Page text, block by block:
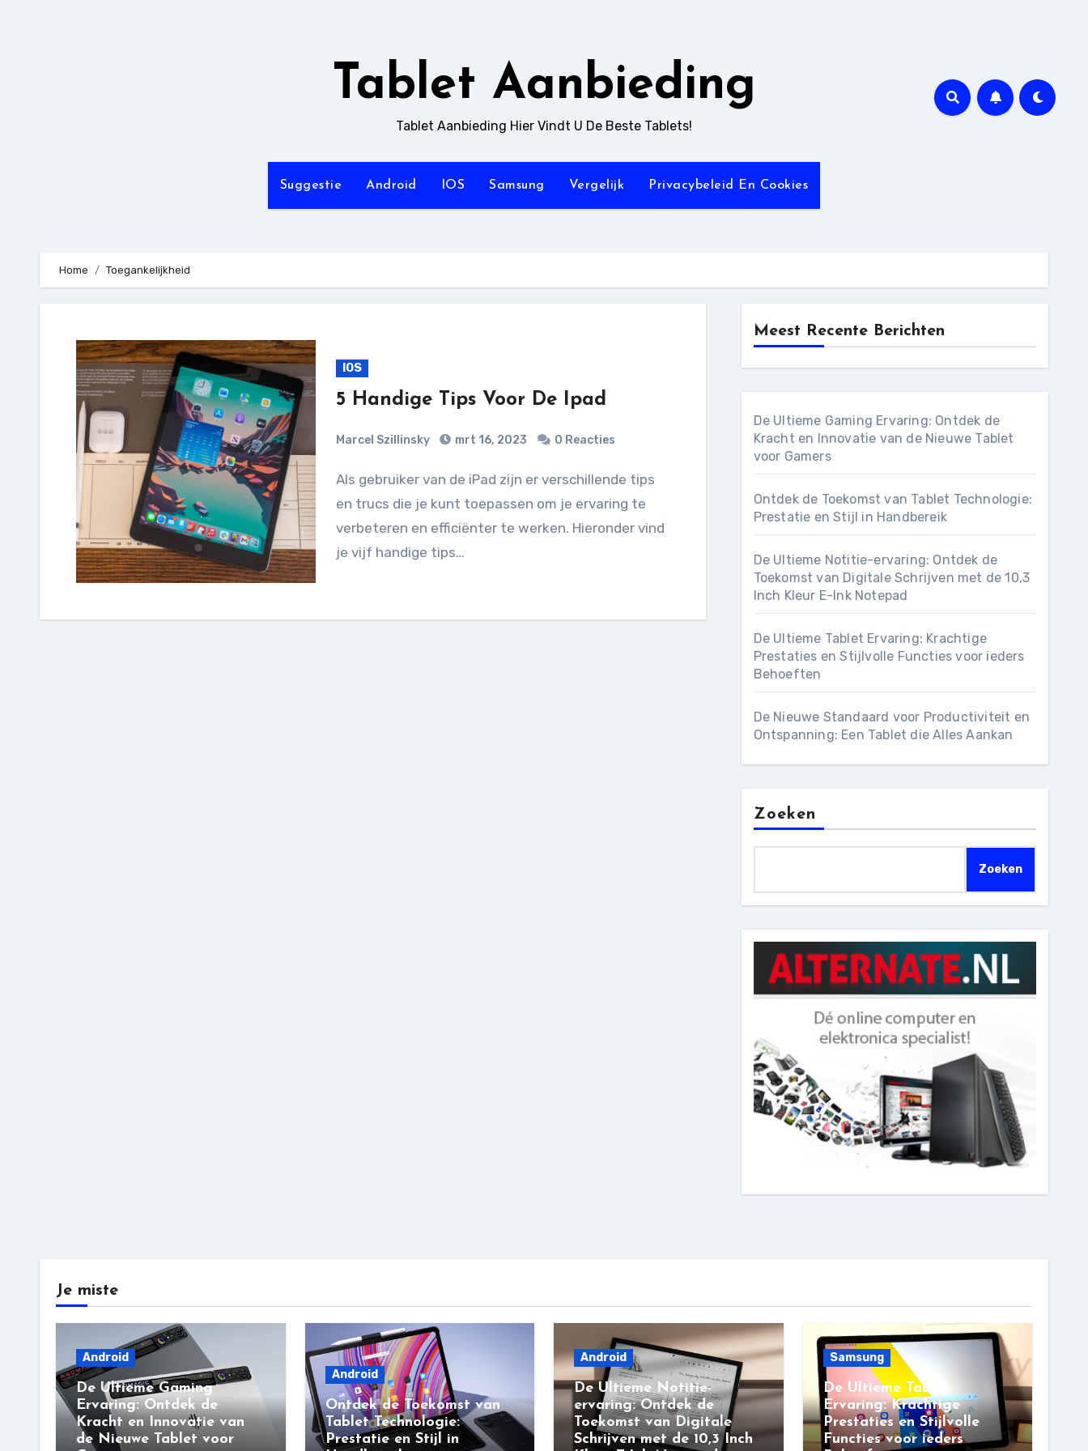
Tablet Aanbieding
Tablet Aanbieding Hier Vindt U De Beste Tablets!
Suggestie Android IOS Samsung Vergelijk Privacybeleid En Cookies
Home Toegankelijkheid
IOS
5 Handige Tips Voor De Ipad
Marcel Szillinsky mrt 16, 2023 0 Reacties
Als gebruiker van de iPad zijn er verschillende tips
en trucs die je kunt toepassen om je ervaring te
verbeteren en efficiënter te werken. Hieronder vind
je vijf handige tips…
Meest Recente Berichten
De Ultieme Gaming Ervaring: Ontdek de
Kracht en Innovatie van de Nieuwe Tablet
voor Gamers
Ontdek de Toekomst van Tablet Technologie:
Prestatie en Stijl in Handbereik
De Ultieme Notitie-ervaring: Ontdek de
Toekomst van Digitale Schrijven met de 10,3
Inch Kleur E-Ink Notepad
De Ultieme Tablet Ervaring: Krachtige
Prestaties en Stijlvolle Functies voor ieders
Behoeften
De Nieuwe Standaard voor Productiviteit en
Ontspanning: Een Tablet die Alles Aankan
Zoeken
Zoeken
Je miste
Android
De Ultieme Gaming
Ervaring: Ontdek de
Kracht en Innovatie van
de Nieuwe Tablet voor
Android
Ontdek de Toekomst van
Tablet Technologie:
Prestatie en Stijl in
Android
De Ultieme Notitie-
ervaring: Ontdek de
Toekomst van Digitale
Schrijven met de 10,3 Inch
Samsung
De Ultieme Tablet
Ervaring: Krachtige
Prestaties en Stijlvolle
Functies voor ieders